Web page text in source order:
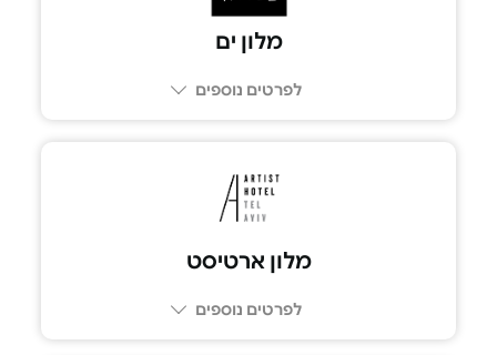
מלון ים
לפרטים נוספים
מלון ארטיסט
לפרטים נוספים